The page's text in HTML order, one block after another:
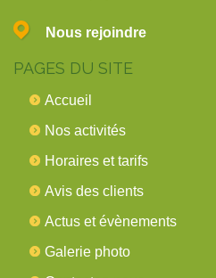
Nous rejoindre
PAGES DU SITE
Accueil
Nos activités
Horaires et tarifs
Avis des clients
Actus et évènements
Galerie photo